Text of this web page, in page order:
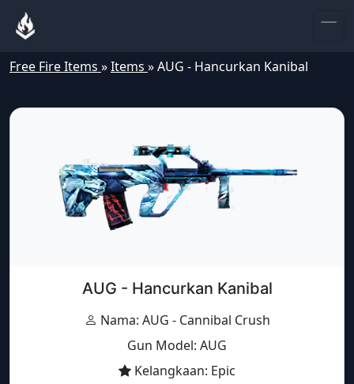
Free Fire Items »Items »AUG - Hancurkan Kanibal
AUG - Hancurkan Kanibal
Nama: AUG - Cannibal Crush
Gun Model: AUG
Kelangkaan: Epic